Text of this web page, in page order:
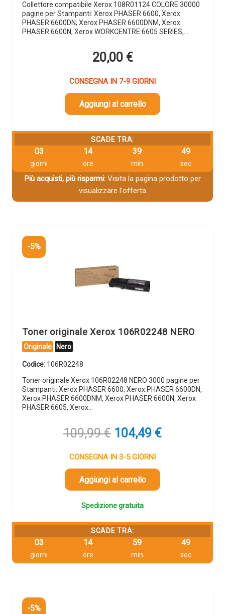
Collettore compatibile Xerox 108R01124 COLORE 30000
pagine per Stampanti: Xerox PHASER 6600, Xerox
PHASER 6600DN, Xerox PHASER 6600DNM, Xerox
PHASER 6600N, Xerox WORKCENTRE 6605 SERIES,…
20,00 €
CONSEGNA IN 7-9 GIORNI
Aggiungi al carrello
SCADE TRA:
03
giorni
14
ore
39
min
48
sec
Più acquisti, più risparmi:Visita la pagina prodotto per
visualizzare l'offerta
-5%
Toner originale Xerox 106R02248 NERO
Originale Nero
Codice: 106R02248
Toner originale Xerox 106R02248 NERO 3000 pagine per
Stampanti: Xerox PHASER 6600, Xerox PHASER 6600DN,
Xerox PHASER 6600DNM, Xerox PHASER 6600N, Xerox
PHASER 6605, Xerox…
109,99€ Il
originale
era:
109,99 €.
104,49 €Il
CONSEGNA IN 3-5 GIORNI
Aggiungi al carrello
Spedizione gratuita
SCADE TRA:
03
giorni
14
ore
59
min
48
sec
-5%